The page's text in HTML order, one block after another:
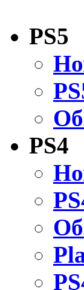
PS5
PS4